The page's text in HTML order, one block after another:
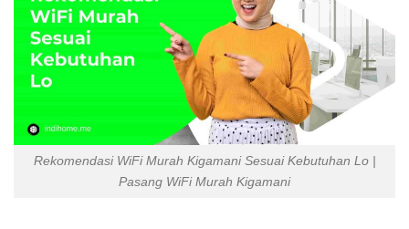
Rekomendasi WiFi Murah Kigamani Sesuai Kebutuhan Lo |
Pasang WiFi Murah Kigamani